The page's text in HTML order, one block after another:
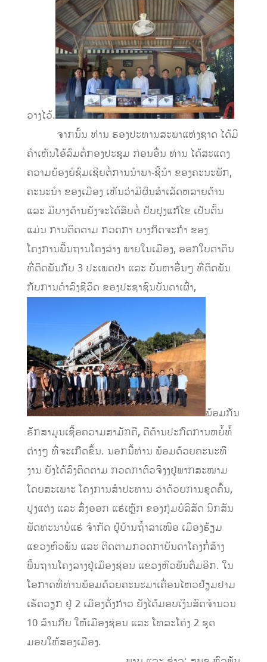
ວາງໄວ້.
ຈາກນັ້ນ ທ່ານ ຮອງປະທານສະພາແຫ່ງຊາດ ໄດ້ມີ
ຄຳເຫັນໂອ້ລົມຕໍ່ກອງປະຊຸມ ກ່ອນອື່ນ ທ່ານ ໄດ້ສະແດງ
ຄວາມຍ້ອງຍໍຊົມເຊີຍຕໍ່ການນຳພາ-ຊີ້ນຳ ຂອງຄະນະພັກ,
ຄະນະນຳ ຂອງເມືອງ ເຫັນວ່າມີຜົນສຳເລັດຫລາຍດ້ານ
ແລະ ມີບາງດ້ານຍັງຈະໄດ້ສືບຕໍ່ ປັບປຸງແກ້ໄຂ ເປັນຕົ້ນ
ແມ່ນ ການຕິດຕາມ ກວດກາ ບາງກິດຈະກຳ ຂອງ
ໂຄງການພື້ນຖານໂຄງລ່າງ ພາຍໃນເມືອງ, ອອກໃບຕາດິນ
ທີ່ຕິດພັນກັບ 3 ປະເພດປ່າ ແລະ ບັນຫາອື່ນໆ ທີ່ຕິດພັນ
ກັບການດຳລົງຊີວິດ ຂອງປະຊາຊົນບັນດາເຜົ່າ,
ພ້ອມກັນ
ຮັກສາມູນເຊື້ອຄວາມສາມັກຄີ, ຕີຕ້ານປະກົດການຫຍໍ້ທໍ້
ຕ່າງໆ ທີ່ຈະເກີດຂຶ້ນ. ນອກນີ້ທ່ານ ພ້ອມດ້ວຍຄະນະທີ
ງານ ຍັງໄດ້ລົງຕິດຕາມ ກວດກາຕົວຈິງງຢູ່ພາກສະໜາມ
ໂດຍສະເພາະ ໂຄງການສຳປະທານ ວ່າດ້ວຍການຂຸດຄົ້ນ,
ປຸງແຕ່ງ ແລະ ສົ່ງອອກ ແຮ່ເຫຼັກ ຂອງກຸ່ມບໍລິສັດ ນິກສັນ
ພັດທະນາບໍ່ແຮ່ ຈຳກັດ ຢູ້ບ້ານຖ້ຳລາເໜືອ ເມືອງຮ້ຽມ
ແຂວງຫົວພັນ ແລະ ຕິດຕາມກວດກາບັນດາໂຄງກໍ່ສ້າງ
ພື້ນຖານໂຄງລາງຢູ່ເມືອງຊ່ອນ ແຂວງຫົວພັນຕື່ມອີກ. ໃນ
ໂອກາດທີ່ທ່ານພ້ອມດ້ວຍຄະນະມາເຄື່ອນໄຫວຢ້ຽມຢາມ
ເຮັດວຽກ ຢູ່ 2 ເມືອງດັ່ງກ່າວ ຍັງໄດ້ມອບເງິນສົດຈຳນວນ
10 ລ້ານກີບ ໃຫ້ເມືອງຊ່ອນ ແລະ ໂທລະໂຄ່ງ 2 ຊຸດ
ມອບໃຫ້ສອງເມືອງ.